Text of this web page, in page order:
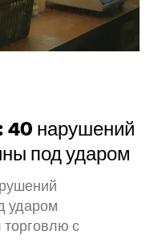
40 нарушений
под ударом
ударом
торговлю с